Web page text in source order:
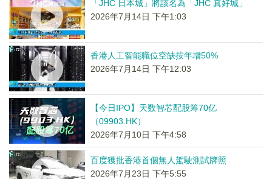
「JHC 日本城」將該名為「JHC 真好城」
2026年7月14日 下午1:03
香港人工智能職位空缺按年增50%
2026年7月14日 下午12:03
【今日IPO】天数智芯配股筹70亿
（09903.HK）
2026年7月10日 下午4:58
百度獲批香港首個無人駕駛測試牌照
2026年7月23日 下午5:55